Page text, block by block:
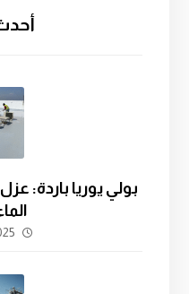
أحدث
بولي يوريا باردة: